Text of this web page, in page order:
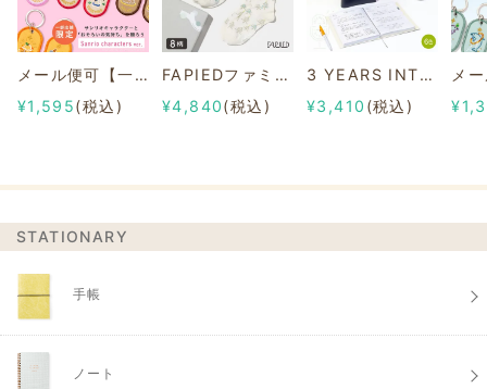
メール便可【一部店舗限定】2/8b PAIR KEY RING Sanrio characters ver.
¥1,595(税込)
FAPIEDファミリーソックスセット 総柄
¥4,840(税込)
3 YEARS INTERVIEW DIARY
¥3,410 (税込)
STATIONARY
手帳
ノート